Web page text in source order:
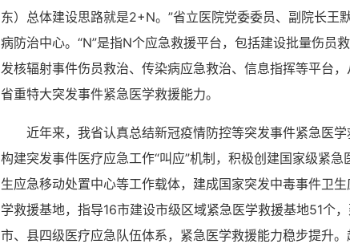
东）总体建设思路就是2+N。”省立医院党委委员、副院长王
病防治中心。“N”是指N个应急救援平台，包括建设批量伤员
发核辐射事件伤员救治、传染病应急救治、信息指挥等平台
省重特大突发事件紧急医学救援能力。
近年来，我省认真总结新冠疫情防控等突发事件紧急医
构建突发事件医疗应急工作“叫应”机制，积极创建国家级紧
生应急移动处置中心等工作载体，建成国家突发中毒事件卫
学救援基地，指导16市建设市级区域紧急医学救援基地51个
市、县四级医疗应急队伍体系，紧急医学救援能力稳步提升